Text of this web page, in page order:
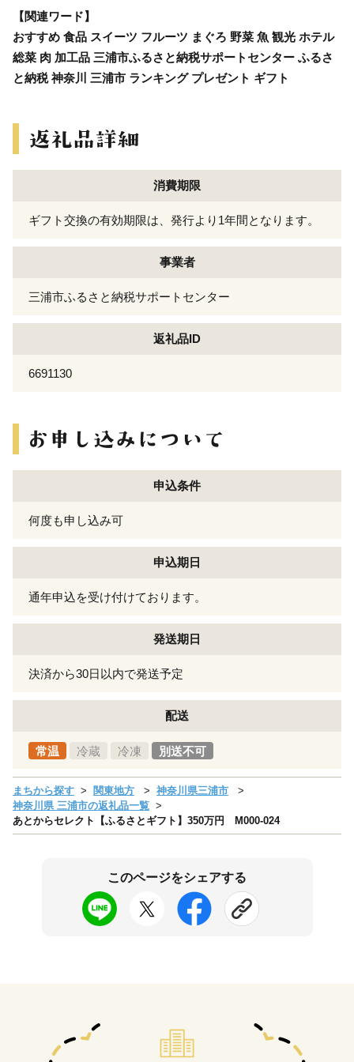
【関連ワード】
おすすめ 食品 スイーツ フルーツ まぐろ 野菜 魚 観光 ホテル
総菜 肉 加工品 三浦市ふるさと納税サポートセンター ふるさ
と納税 神奈川 三浦市 ランキング プレゼント ギフト
消費期限
ギフト交換の有効期限は、発行より1年間となります。
事業者
三浦市ふるさと納税サポートセンター
返礼品ID
6691130
申込条件
何度も申し込み可
申込期日
通年申込を受け付けております。
発送期日
決済から30日以内で発送予定
配送
常温 冷蔵 冷凍 別送不可
まちから探す 関東地方
神奈川県三浦市
神奈川県 三浦市の返礼品一覧
あとからセレクト【ふるさとギフト】350万円 M000-024
このページをシェアする